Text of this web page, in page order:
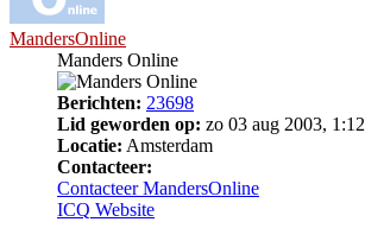
MandersOnline
Manders Online
Berichten: 23698
Lid geworden op: zo 03 aug 2003, 1:12
Locatie: Amsterdam
Contacteer:
Contacteer MandersOnline
ICQ Website